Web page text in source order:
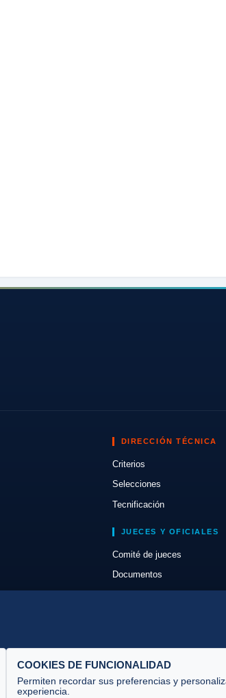
DIRECCIÓN TÉCNICA
Criterios
Selecciones
Tecnificación
JUECES Y OFICIALES
Comité de jueces
Documentos
COOKIES DE FUNCIONALIDAD
Permiten recordar sus preferencias y
experiencia.